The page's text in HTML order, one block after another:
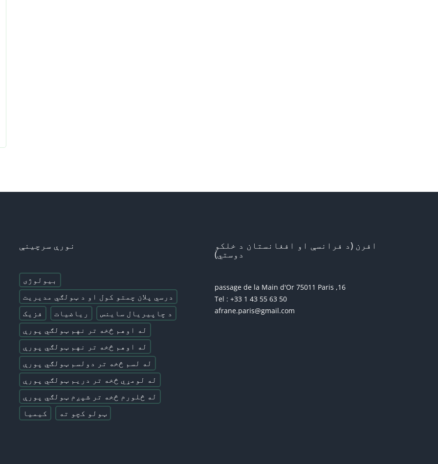
افرن (د فرانسې او افغانستان د خلکو
دوستي)
16, passage de la Main d'Or 75011 Paris
Tel : +33 1 43 55 63 50
afrane.paris@gmail.com
نورې سرچینې
بیولوژی
درسي پلان چمتو کول او د ټولګي مدیریت
د چاپیریال ساینس
ریاضیات
فزیک
له اوهم څخه تر نهم ټولګي پورې
له اوهم څخه تر نهم ټولګي پورې
له لسم څخه تر دولسم ټولګي پورې
له لومړي څخه تر دریم ټولګي پورې
له څلورم څخه تر شپږم ټولګي پورې
ټولو کچو ته
کیمیا